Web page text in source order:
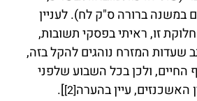
במשנה ברורה ס"ק לח). לעניין
זו, ראיתי בפסקי תשובות,
שעדות המזרח נוהגים להקל בזה,
החיים, ולכן בכל השבוע שלפני
האשכנזים, עיין בהערה[2]
].